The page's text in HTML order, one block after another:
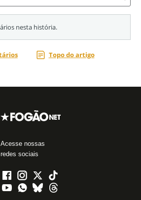
Acesse nossas
redes sociais